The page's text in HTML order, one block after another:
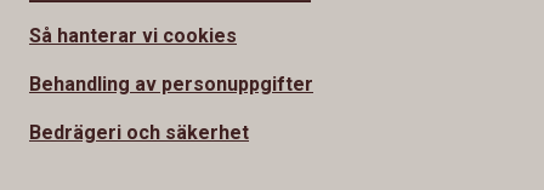
Så hanterar vi cookies
Behandling av personuppgifter
Bedrägeri och säkerhet